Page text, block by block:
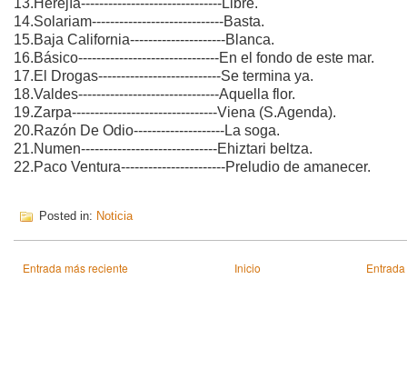
13.Herejía-------------------------------Libre.
14.Solariam-----------------------------Basta.
15.Baja California---------------------Blanca.
16.Básico-------------------------------En el fondo de este mar.
17.El Drogas---------------------------Se termina ya.
18.Valdes-------------------------------Aquella flor.
19.Zarpa--------------------------------Viena (S.Agenda).
20.Razón De Odio--------------------La soga.
21.Numen------------------------------Ehiztari beltza.
22.Paco Ventura-----------------------Preludio de amanecer.
Posted in: Noticia
Entrada más reciente Inicio